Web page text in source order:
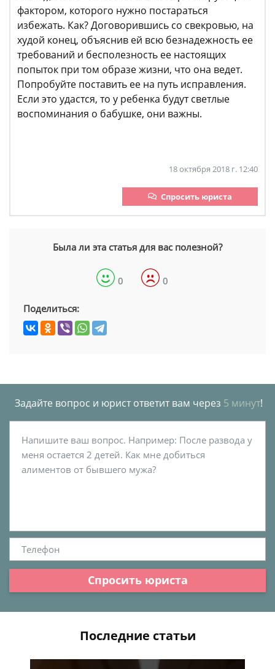
фактором, которого нужно постараться
избежать. Как? Договорившись со свекровью, на
худой конец, объяснив ей всю безнадежность ее
требований и бесполезность ее настоящих
попыток при том образе жизни, что она ведет.
Попробуйте поставить ее на путь исправления.
Если это удастся, то у ребенка будут светлые
воспоминания о бабушке, они важны.
18 октября 2018 г. 12:40
Спросить юриста
Была ли эта статья для вас полезной?
0 0
Поделиться:
Задайте вопрос и юрист ответит вам через 5 минут!
Спросить юриста
Последние статьи